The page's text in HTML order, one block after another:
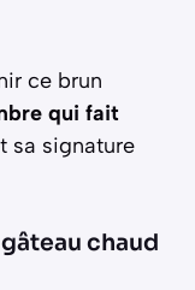
ce brun
qui fait
sa signature
chaud